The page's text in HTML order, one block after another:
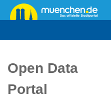
Überspringen
zum
Open Data
Portal